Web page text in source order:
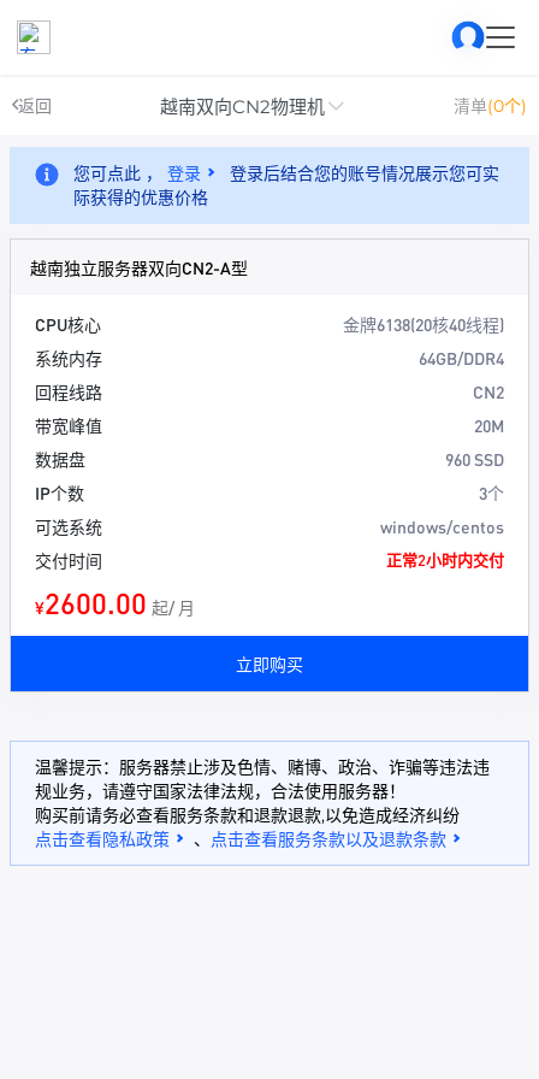
返回 越南双向CN2物理机 清单(0个)
您可点此 ， 登录
登录后结合您的账号情况展示您可实
际获得的优惠价格
越南独立服务器双向CN2-A型
CPU核心
金牌6138(20核40线程)
系统内存
64GB/DDR4
回程线路
CN2
带宽峰值
20M
数据盘
960 SSD
IP个数
3个
可选系统
windows/centos
交付时间
正常2小时内交付
¥2600.00 起/ 月
立即购买
温馨提示：服务器禁止涉及色情、赌博、政治、诈骗等违法违
规业务，请遵守国家法律法规，合法使用服务器！
购买前请务必查看服务条款和退款退款,以免造成经济纠纷
点击查看隐私政策
、 点击查看服务条款以及退款条款